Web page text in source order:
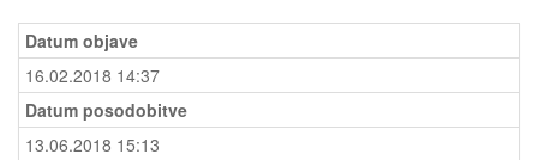
Datum objave
16.02.2018 14:37
Datum posodobitve
13.06.2018 15:13